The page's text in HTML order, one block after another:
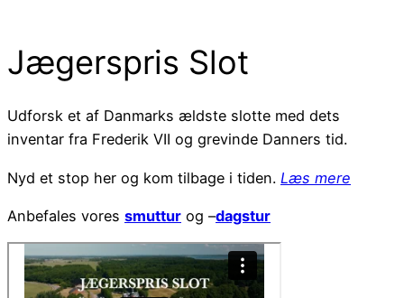
Jægerspris Slot
Udforsk et af Danmarks ældste slotte med dets
inventar fra Frederik VII og grevinde Danners tid.
Nyd et stop her og kom tilbage i tiden. Læs mere
Anbefales vores smuttur og –dagstur